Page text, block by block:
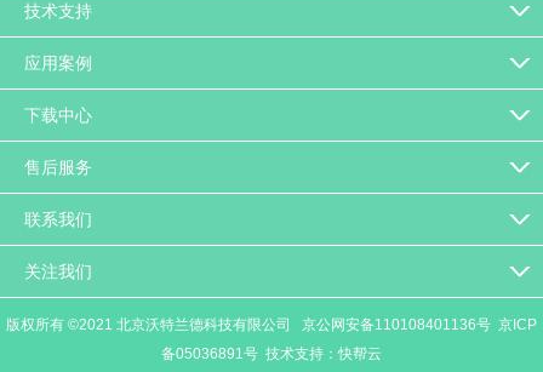
技术支持
应用案例
下载中心
售后服务
联系我们
关注我们
版权所有 ©2021 北京沃特兰德科技有限公司 京公网安备110108401136号 京ICP
备05036891号 技术支持：快帮云